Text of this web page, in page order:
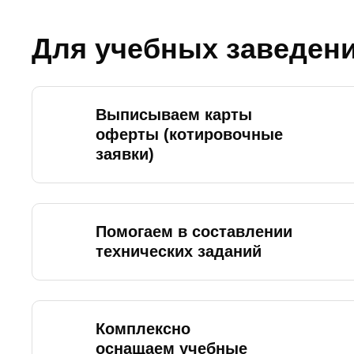
Для учебных
Выписываем карты
оферты (котировочные
заявки)
Помогаем в составлении
технических заданий
Комплексно
оснащаем учебные